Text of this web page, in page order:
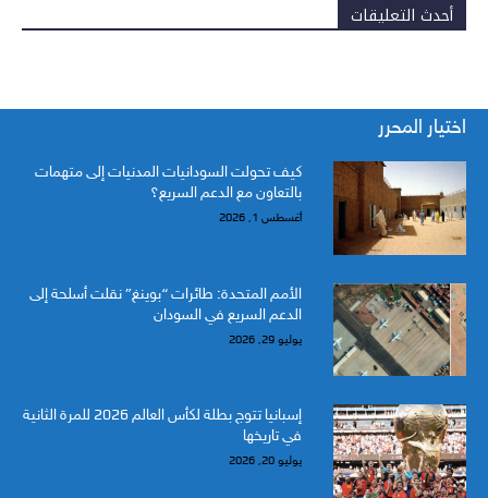
أحدث التعليقات
اختيار المحرر
كيف تحولت السودانيات المدنيات إلى متهمات
بالتعاون مع الدعم السريع؟
أغسطس 1, 2026
الأمم المتحدة: طائرات “بوينغ” نقلت أسلحة إلى
الدعم السريع في السودان
يوليو 29, 2026
إسبانيا تتوج بطلة لكأس العالم 2026 للمرة الثانية
في تاريخها
يوليو 20, 2026